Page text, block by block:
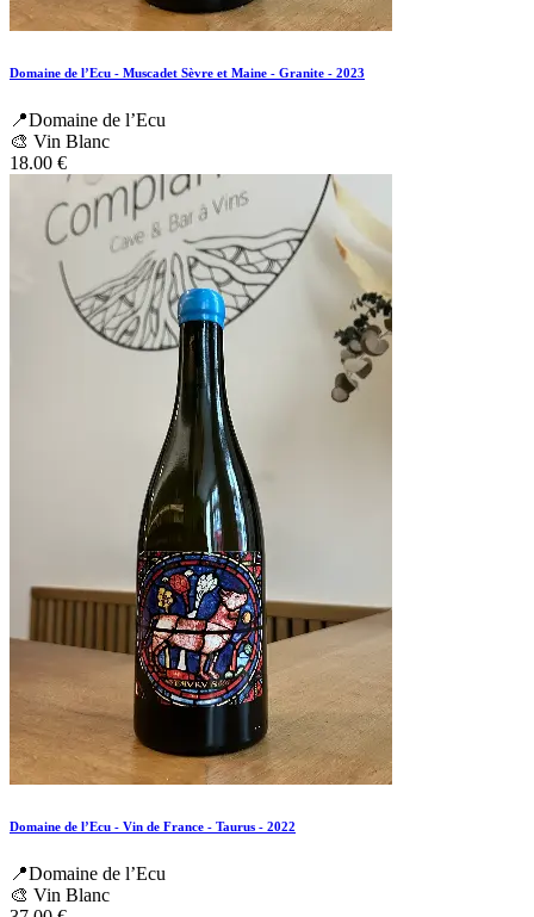
Domaine de l’Ecu - Muscadet Sèvre et Maine - Granite - 2023
📍Domaine de l’Ecu
🎨 Vin Blanc
18.00 €
Domaine de l’Ecu - Vin de France - Taurus - 2022
📍Domaine de l’Ecu
🎨 Vin Blanc